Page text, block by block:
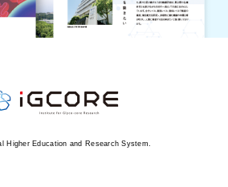
Higher Education and Research System.